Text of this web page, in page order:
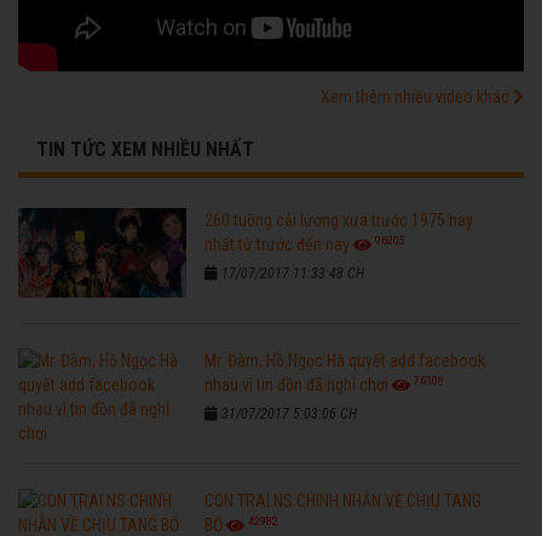
Xem thêm nhiều video khác
TIN TỨC XEM NHIỀU NHẤT
260 tuồng cải lương xưa trước 1975 hay
nhất từ trước đến nay
96205
17/07/2017 11:33:48 CH
Mr. Đàm, Hồ Ngọc Hà quyết add facebook
nhau vì tin đồn đã nghỉ chơi
76308
31/07/2017 5:03:06 CH
CON TRAI NS CHINH NHẪN VỀ CHỊU TANG
BỐ
42982